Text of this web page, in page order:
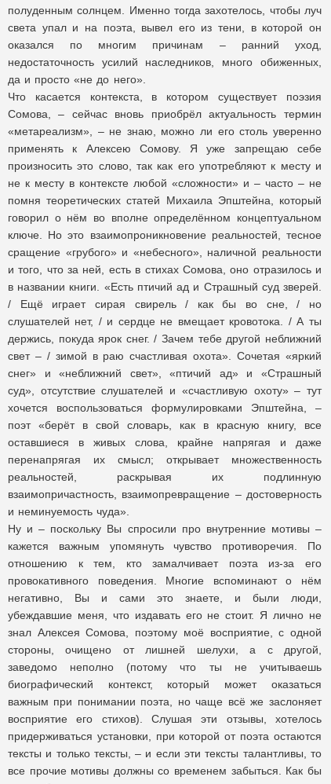
полуденным солнцем. Именно тогда захотелось, чтобы луч
света упал и на поэта, вывел его из тени, в которой он
оказался по многим причинам – ранний уход,
недостаточность усилий наследников, много обиженных,
да и просто «не до него».
Что касается контекста, в котором существует поэзия
Сомова, – сейчас вновь приобрёл актуальность термин
«метареализм», – не знаю, можно ли его столь уверенно
применять к Алексею Сомову. Я уже запрещаю себе
произносить это слово, так как его употребляют к месту и
не к месту в контексте любой «сложности» и – часто – не
помня теоретических статей Михаила Эпштейна, который
говорил о нём во вполне определённом концептуальном
ключе. Но это взаимопроникновение реальностей, тесное
сращение «грубого» и «небесного», наличной реальности
и того, что за ней, есть в стихах Сомова, оно отразилось и
в названии книги. «Есть птичий ад и Страшный суд зверей.
/ Ещё играет сирая свирель / как бы во сне, / но
слушателей нет, / и сердце не вмещает кровотока. / А ты
держись, покуда ярок снег. / Зачем тебе другой неближний
свет – / зимой в раю счастливая охота». Сочетая «яркий
снег» и «неближний свет», «птичий ад» и «Страшный
суд», отсутствие слушателей и «счастливую охоту» – тут
хочется воспользоваться формулировками Эпштейна, –
поэт «берёт в свой словарь, как в красную книгу, все
оставшиеся в живых слова, крайне напрягая и даже
перенапрягая их смысл; открывает множественность
реальностей, раскрывая их подлинную
взаимопричастность, взаимопревращение – достоверность
и неминуемость чуда».
Ну и – поскольку Вы спросили про внутренние мотивы –
кажется важным упомянуть чувство противоречия. По
отношению к тем, кто замалчивает поэта из-за его
провокативного поведения. Многие вспоминают о нём
негативно, Вы и сами это знаете, и были люди,
убеждавшие меня, что издавать его не стоит. Я лично не
знал Алексея Сомова, поэтому моё восприятие, с одной
стороны, очищено от лишней шелухи, а с другой,
заведомо неполно (потому что ты не учитываешь
биографический контекст, который может оказаться
важным при понимании поэта, но чаще всё же заслоняет
восприятие его стихов). Слушая эти отзывы, хотелось
придерживаться установки, при которой от поэта остаются
тексты и только тексты, – и если эти тексты талантливы, то
все прочие мотивы должны со временем забыться. Как бы